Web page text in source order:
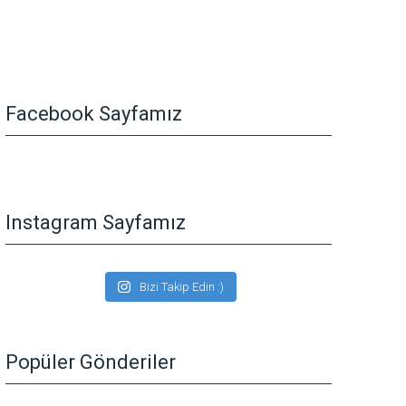
Facebook Sayfamız
Instagram Sayfamız
Bizi Takip Edin :)
Popüler Gönderiler